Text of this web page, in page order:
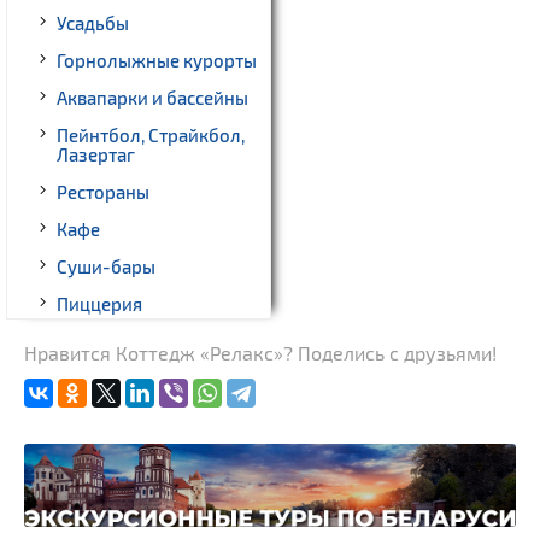
Усадьбы
Горнолыжные курорты
Аквапарки и бассейны
Пейнтбол, Страйкбол,
Лазертаг
Рестораны
Кафе
Суши-бары
Пиццерия
Кинотеатры
Ночные клубы
Боулинг
Бильярд
Нравится Коттедж «Релакс»? Поделись с друзьями!